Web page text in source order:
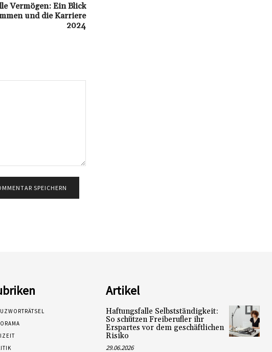
Vermögen: Ein Blick
und die Karriere
2024
Artikel
Haftungsfalle Selbstständigkeit:
So schützen Freiberufler ihr
Erspartes vor dem geschäftlichen
Risiko
29.06.2026